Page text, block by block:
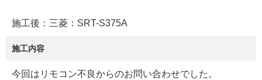
施工後：三菱：SRT-S375A
施工内容
今回はリモコン不良からのお問い合わせでした。